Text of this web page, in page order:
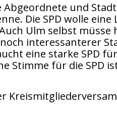
Abgeordnete und
Die SPD wolle
Ulm selbst
interessanterer
eine starke SPD
Stimme für die